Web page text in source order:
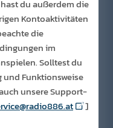
du außerdem die
Kontoaktivitäten
die
im
Solltest du
und Funktionsweise
unsere Support-
]